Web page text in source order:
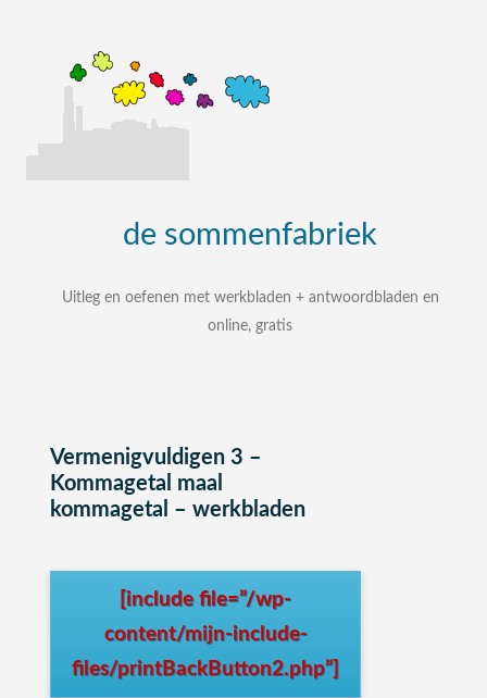
de sommenfabriek
Uitleg en oefenen met werkbladen + antwoordbladen en
online, gratis
Vermenigvuldigen 3 –
Kommagetal maal
kommagetal – werkbladen
[include file=”/wp-
content/mijn-include-
files/printBackButton2.php”]